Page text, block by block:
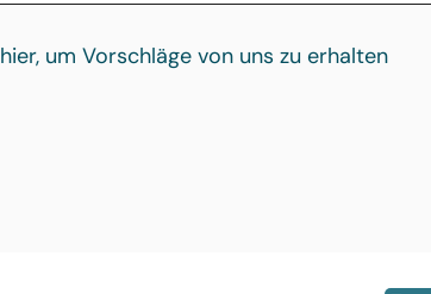
hier, um Vorschläge von uns zu erhalten